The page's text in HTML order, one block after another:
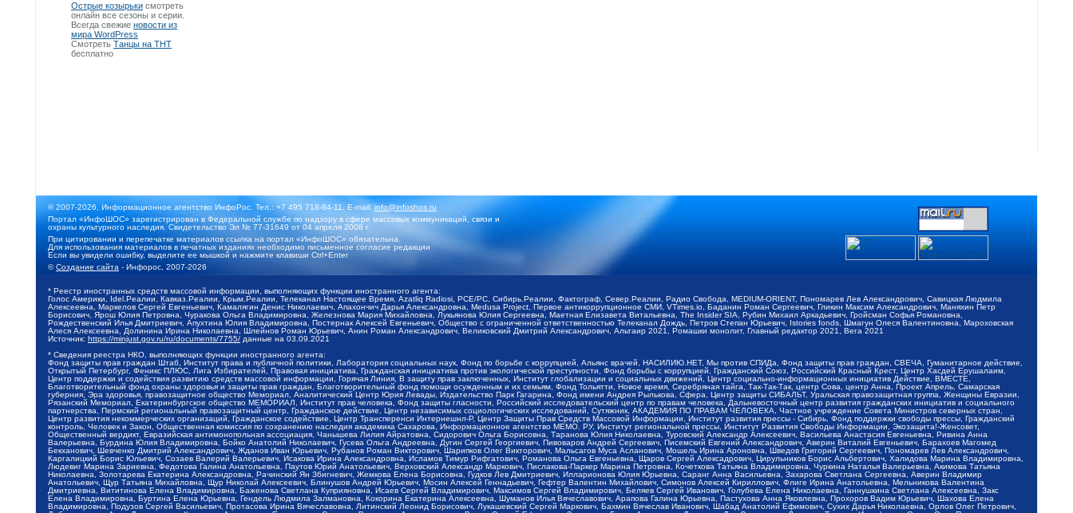
Острые козырьки смотреть
онлайн все сезоны и серии.
Всегда свежие новости из
мира WordPress
Смотреть Танцы на ТНТ
бесплатно
© 2007-2026, Информационное агентство ИнфоРос. Тел.: +7 495 718-84-11, E-mail:info@infoshos.ru
Портал «ИнфоШОС» зарегистрирован в Федеральной службе по надзору в сфере массовых коммуникаций, связи и
охраны культурного наследия. Свидетельство Эл № 77-31649 от 04 апреля 2008 г.
При цитировании и перепечатке материалов ссылка на портал «ИнфоШОС» обязательна.
Для использования материалов в печатных изданиях необходимо письменное согласие редакции
Если вы увидели ошибку, выделите ее мышкой и нажмите клавиши Ctrl+Enter
©Создание сайта - Инфорос, 2007-2026
* Реестр иностранных средств массовой информации, выполняющих функции иностранного агента:
Голос Америки, Idel.Реалии, Кавказ.Реалии, Крым.Реалии, Телеканал Настоящее Время, Azatliq Radiosi, PCE/PC, Сибирь.Реалии, Фактограф, Север.Реалии, Радио Свобода, MEDIUM-ORIENT, Пономарев Лев Александрович, Савицкая Людмила
Алексеевна, Маркелов Сергей Евгеньевич, Камалягин Денис Николаевич, Апахончич Дарья Александровна, Medusa Project, Первое антикоррупционное СМИ, VTimes.io, Баданин Роман Сергеевич, Гликин Максим Александрович, Маняхин Петр
Борисович, Ярош Юлия Петровна, Чуракова Ольга Владимировна, Железнова Мария Михайловна, Лукьянова Юлия Сергеевна, Маетная Елизавета Витальевна, The Insider SIA, Рубин Михаил Аркадьевич, Гройсман Софья Романовна,
Рождественский Илья Дмитриевич, Апухтина Юлия Владимировна, Постернак Алексей Евгеньевич, Общество с ограниченной ответственностью Телеканал Дождь, Петров Степан Юрьевич, Istories fonds, Шмагун Олеся Валентиновна, Мароховская
Алеся Алексеевна, Долинина Ирина Николаевна, Шлейнов Роман Юрьевич, Анин Роман Александрович, Великовский Дмитрий Александрович, Альтаир 2021, Ромашки монолит, Главный редактор 2021, Вега 2021
Источник: https://minjust.gov.ru/ru/documents/7755/ данные на 03.09.2021
* Сведения реестра НКО, выполняющих функции иностранного агента:
Фонд защиты прав граждан Штаб, Институт права и публичной политики, Лаборатория социальных наук, Фонд по борьбе с коррупцией, Альянс врачей, НАСИЛИЮ.НЕТ, Мы против СПИДа, Фонд защиты прав граждан, СВЕЧА, Гуманитарное действие,
Открытый Петербург, Феникс ПЛЮС, Лига Избирателей, Правовая инициатива, Гражданская инициатива против экологической преступности, Фонд борьбы с коррупцией, Гражданский Союз, Российский Красный Крест, Центр Хасдей Ерушалаим,
Центр поддержки и содействия развитию средств массовой информации, Горячая Линия, В защиту прав заключенных, Институт глобализации и социальных движений, Центр социально-информационных инициатив Действие, ВМЕСТЕ,
Благотворительный фонд охраны здоровья и защиты прав граждан, Благотворительный фонд помощи осужденным и их семьям, Фонд Тольятти, Новое время, Серебряная тайга, Так-Так-Так, центр Сова, центр Анна, Проект Апрель, Самарская
губерния, Эра здоровья, правозащитное общество Мемориал, Аналитический Центр Юрия Левады, Издательство Парк Гагарина, Фонд имени Андрея Рылькова, Сфера, Центр защиты СИБАЛЬТ, Уральская правозащитная группа, Женщины Евразии,
Рязанский Мемориал, Екатеринбургское общество МЕМОРИАЛ, Институт прав человека, Фонд защиты гласности, Российский исследовательский центр по правам человека, Дальневосточный центр развития гражданских инициатив и социального
партнерства, Пермский региональный правозащитный центр, Гражданское действие, Центр независимых социологических исследований, Сутяжник, АКАДЕМИЯ ПО ПРАВАМ ЧЕЛОВЕКА, Частное учреждение Совета Министров северных стран,
Центр развития некоммерческих организаций, Гражданское содействие, Центр Трансперенси Интернешнл-Р, Центр Защиты Прав Средств Массовой Информации, Институт развития прессы - Сибирь, Фонд поддержки свободы прессы, Гражданский
контроль, Человек и Закон, Общественная комиссия по сохранению наследия академика Сахарова, Информационное агентство МЕМО. РУ, Институт региональной прессы, Институт Развития Свободы Информации, Экозащита!-Женсовет,
Общественный вердикт, Евразийская антимонопольная ассоциация, Чанышева Лилия Айратовна, Сидорович Ольга Борисовна, Таранова Юлия Николаевна, Туровский Александр Алексеевич, Васильева Анастасия Евгеньевна, Ривина Анна
Валерьевна, Бурдина Юлия Владимировна, Бойко Анатолий Николаевич, Гусева Ольга Андреевна, Дугин Сергей Георгиевич, Пивоваров Андрей Сергеевич, Писемский Евгений Александрович, Аверин Виталий Евгеньевич, Барахоев Магомед
Бекханович, Шевченко Дмитрий Александрович, Жданов Иван Юрьевич, Рубанов Роман Викторович, Шарипков Олег Викторович, Мальсагов Муса Асланович, Мошель Ирина Ароновна, Шведов Григорий Сергеевич, Пономарев Лев Александрович,
Каргалицкий Борис Юльевич, Созаев Валерий Валерьевич, Исакова Ирина Александровна, Исламов Тимур Рифгатович, Романова Ольга Евгеньевна, Щаров Сергей Алексадрович, Цирульников Борис Альбертович, Халидова Марина Владимировна,
Людевиг Марина Зариевна, Федотова Галина Анатольевна, Паутов Юрий Анатольевич, Верховский Александр Маркович, Пислакова-Паркер Марина Петровна, Кочеткова Татьяна Владимировна, Чуркина Наталья Валерьевна, Акимова Татьяна
Николаевна, Золотарева Екатерина Александровна, Рачинский Ян Збигневич, Жемкова Елена Борисовна, Гудков Лев Дмитриевич, Илларионова Юлия Юрьевна, Саранг Анна Васильевна, Захарова Светлана Сергеевна, Аверин Владимир
Анатольевич, Щур Татьяна Михайловна, Щур Николай Алексеевич, Блинушов Андрей Юрьевич, Мосин Алексей Геннадьевич, Гефтер Валентин Михайлович, Симонов Алексей Кириллович, Флиге Ирина Анатольевна, Мельникова Валентина
Дмитриевна, Вититинова Елена Владимировна, Баженова Светлана Куприяновна, Исаев Сергей Владимирович, Максимов Сергей Владимирович, Беляев Сергей Иванович, Голубева Елена Николаевна, Ганнушкина Светлана Алексеевна, Закс
Елена Владимировна, Буртина Елена Юрьевна, Гендель Людмила Залмановна, Кокорина Екатерина Алексеевна, Шуманов Илья Вячеславович, Арапова Галина Юрьевна, Пастухова Анна Яковлевна, Прохоров Вадим Юрьевич, Шахова Елена
Владимировна, Подузов Сергей Васильевич, Протасова Ирина Вячеславовна, Литинский Леонид Борисович, Лукашевский Сергей Маркович, Бахмин Вячеслав Иванович, Шабад Анатолий Ефимович, Сухих Дарья Николаевна, Орлов Олег Петрович,